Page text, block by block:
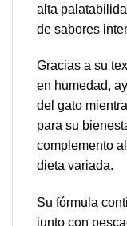
alta
de sabores
Gracias a su
en humedad,
del gato
para su
complemento
dieta variada.
Su fórmula
junto con